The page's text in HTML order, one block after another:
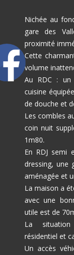
Nichée au
gare des
proximité
Cette
volume
Au RDC : un
cuisine
de douche et
Les combles
coin nuit
1m80.
En RDJ semi
dressing, une
aménagée et
La maison a
avec une
utile est de
La situation
résidentiel et
Un accès